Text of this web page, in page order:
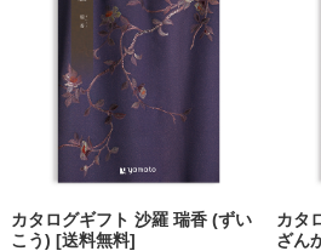
カタログギフト 沙羅 瑞香 (ずい
こう) [送料無料]
カタ
ざん